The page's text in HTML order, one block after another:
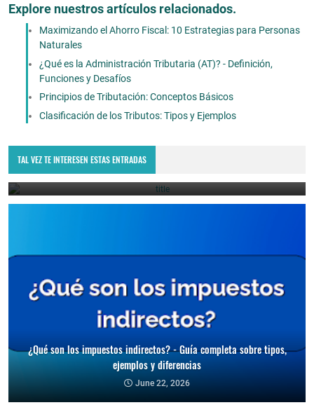
Explore nuestros artículos relacionados.
Maximizando el Ahorro Fiscal: 10 Estrategias para Personas
Naturales
¿Qué es la Administración Tributaria (AT)? - Definición,
Funciones y Desafíos
Principios de Tributación: Conceptos Básicos
Clasificación de los Tributos: Tipos y Ejemplos
TAL VEZ TE INTERESEN ESTAS ENTRADAS
¿Qué son los impuestos prediales? - Guía completa sobre su
cálculo, diferencias y exenciones
June 23, 2026
¿Qué son los impuestos indirectos? - Guía completa sobre tipos,
ejemplos y diferencias
June 22, 2026